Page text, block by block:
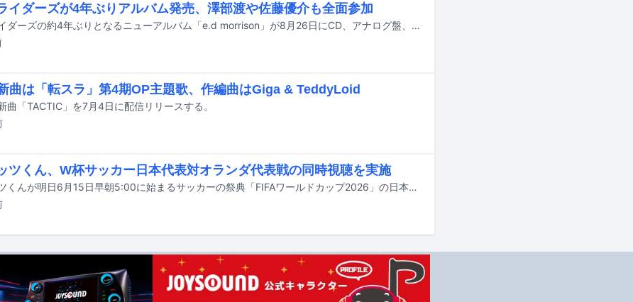
イダーズが4年ぶりアルバム発売、澤部渡や佐藤優介も全面参加
ムーンライダーズの約4年ぶりとなるニューアルバム「e.d morrison」が8月26日にCD、アナログ盤、配信でリリースされる。
曲は「転スラ」第4期OP主題歌、作編曲はGiga & TeddyLoid
曲「TACTIC」を7月4日に配信リリースする。
ツくん、W杯サッカー日本代表対オランダ代表戦の同時視聴を実施
ピーナッツくんが明日6月15日早朝5:00に始まるサッカーの祭典「FIFAワールドカップ2026」の日本代表対オランダ代表戦の同時視聴生配信を実施する。